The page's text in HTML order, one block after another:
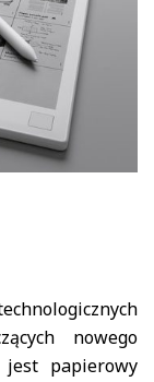
nowego
jest papierowy